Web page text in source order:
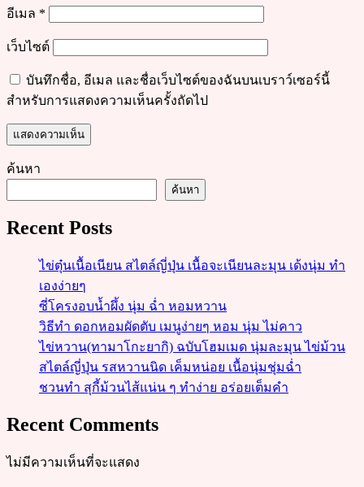
อีเมล *
เว็บไซต์
บันทึกชื่อ, อีเมล และชื่อเว็บไซต์ของฉันบนเบราว์เซอร์นี้
สำหรับการแสดงความเห็นครั้งถัดไป
ค้นหา
ค้นหา
Recent Posts
ไข่ตุ๋นเนื้อเนียน สไตล์ญี่ปุ่น เนื้อจะเนียนละมุน เด้งนุ่ม ทำ
เองง่ายๆ
ซี่โครงอบน้ำผึ้ง นุ่ม ฉ่ำ หอมหวาน
วิธีทำ ดอกหอมผัดตับ เมนูง่ายๆ หอม นุ่ม ไม่คาว
ไข่หวาน(ทามาโกะยากิ) ฉบับโฮมเมด นุ่มละมุน ไข่ม้วน
สไตล์ญี่ปุ่น รสหวานนิด เค็มหน่อย เนื้อนุ่มชุ่มฉ่ำ
ชวนทำ สุกี้ม้วนไส้แน่น ๆ ทำง่าย อร่อยเต็มคำ
Recent Comments
ไม่มีความเห็นที่จะแสดง